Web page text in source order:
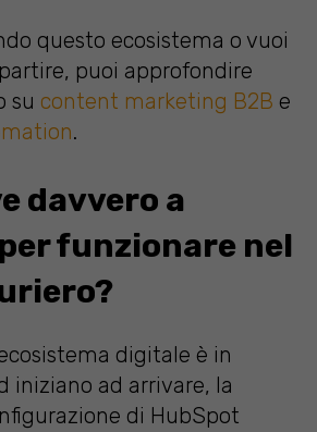
questo ecosistema o vuoi
puoi approfondire
su content marketing B2B e
.
davvero a
funzionare nel
digitale è in
iniziano ad arrivare, la
di HubSpot